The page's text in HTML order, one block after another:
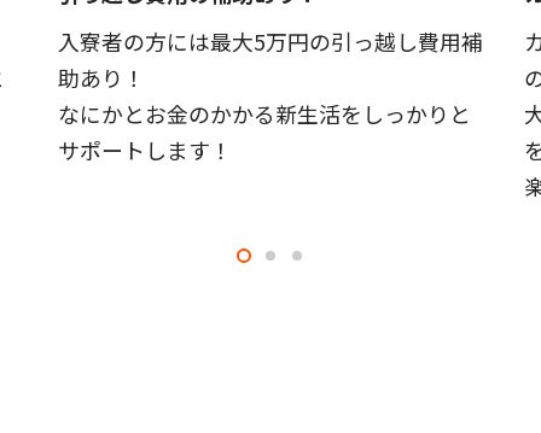
入寮者の方には最大5万円の引っ越し費用補
助あり！
なにかとお金のかかる新生活をしっかりと
サポートします！